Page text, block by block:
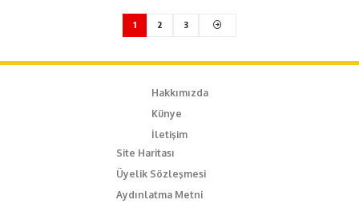
1 2 3
Hakkımızda
Künye
İletişim
Site Haritası
Üyelik Sözleşmesi
Aydınlatma Metni